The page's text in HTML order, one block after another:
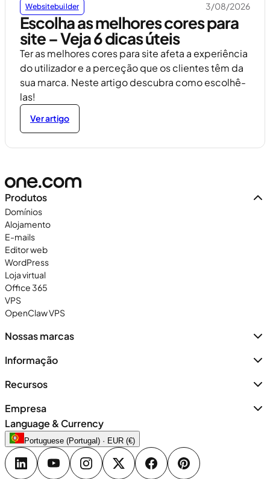
Websitebuilder 3/08/2026
Escolha as melhores cores para
site – Veja 6 dicas úteis
Ter as melhores cores para site afeta a experiência
do utilizador e a perceção que os clientes têm da
sua marca. Neste artigo descubra como escolhê-
las!
Ver artigo
Produtos
Domínios
Alojamento
E-mails
Editor web
WordPress
Loja virtual
Office 365
VPS
OpenClaw VPS
Nossas marcas
Informação
Recursos
Empresa
Language & Currency
Portuguese (Portugal) · EUR (€)